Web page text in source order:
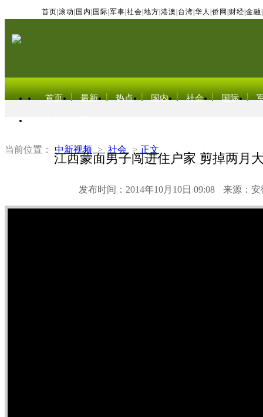
首页 滚动 国内 国际 军事 社会 地方 港澳 台湾 华人 侨网 财经 金融
首页 最新 热点 国内 社会 国际
当前位置： 中新视频 > 社会 > 正文
江西蒙面男子闯进住户家 剪掉两月
发布时间：2014年10月10日 09:08 来源：安